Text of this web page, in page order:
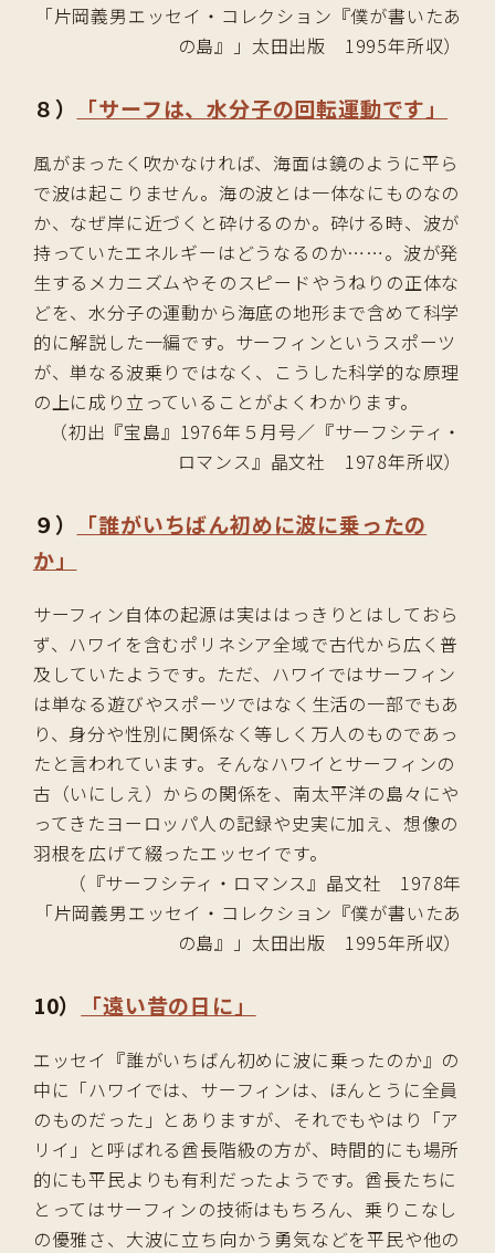
「片岡義男エッセイ・コレクション『僕が書いたあ
の島』」太田出版 1995年所収）
８） 「サーフは、水分子の回転運動です」
風がまったく吹かなければ、海面は鏡のように平ら
で波は起こりません。海の波とは一体なにものなの
か、なぜ岸に近づくと砕けるのか。砕ける時、波が
持っていたエネルギーはどうなるのか……。波が発
生するメカニズムやそのスピードやうねりの正体な
どを、水分子の運動から海底の地形まで含めて科学
的に解説した一編です。サーフィンというスポーツ
が、単なる波乗りではなく、こうした科学的な原理
の上に成り立っていることがよくわかります。
（初出『宝島』1976年５月号／『サーフシティ・
ロマンス』晶文社 1978年所収）
９）
「誰がいちばん初めに波に乗ったの
か」
サーフィン自体の起源は実ははっきりとはしておら
ず、ハワイを含むポリネシア全域で古代から広く普
及していたようです。ただ、ハワイではサーフィン
は単なる遊びやスポーツではなく生活の一部でもあ
り、身分や性別に関係なく等しく万人のものであっ
たと言われています。そんなハワイとサーフィンの
古（いにしえ）からの関係を、南太平洋の島々にや
ってきたヨーロッパ人の記録や史実に加え、想像の
羽根を広げて綴ったエッセイです。
（『サーフシティ・ロマンス』晶文社 1978年
「片岡義男エッセイ・コレクション『僕が書いたあ
の島』」太田出版 1995年所収）
10） 「遠い昔の日に」
エッセイ『誰がいちばん初めに波に乗ったのか』の
中に「ハワイでは、サーフィンは、ほんとうに全員
のものだった」とありますが、それでもやはり「ア
リイ」と呼ばれる酋長階級の方が、時間的にも場所
的にも平民よりも有利だったようです。酋長たちに
とってはサーフィンの技術はもちろん、乗りこなし
の優雅さ、大波に立ち向かう勇気などを平民や他の